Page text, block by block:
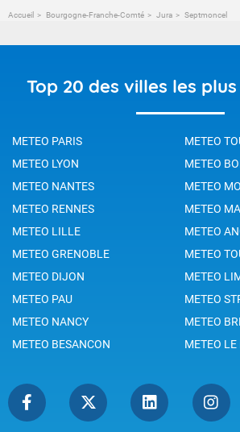
Accueil Bourgogne-Franche-Comté Jura Septmoncel
Top 20 des villes les
METEO PARIS
METEO
METEO LYON
METEO
METEO NANTES
METEO
METEO RENNES
METEO
METEO LILLE
METEO
METEO GRENOBLE
METEO
METEO DIJON
METEO
METEO PAU
METEO
METEO NANCY
METEO
METEO BESANCON
METEO